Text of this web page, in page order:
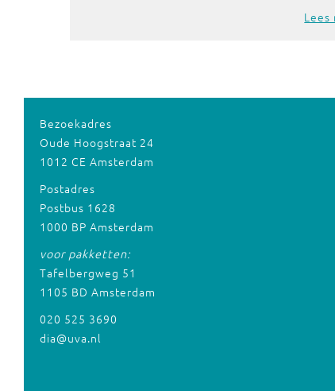
Lees
Bezoekadres
Oude Hoogstraat 24
1012 CE Amsterdam
Postadres
Postbus 1628
1000 BP Amsterdam
voor pakketten:
Tafelbergweg 51
1105 BD Amsterdam
020 525 3690
dia@uva.nl